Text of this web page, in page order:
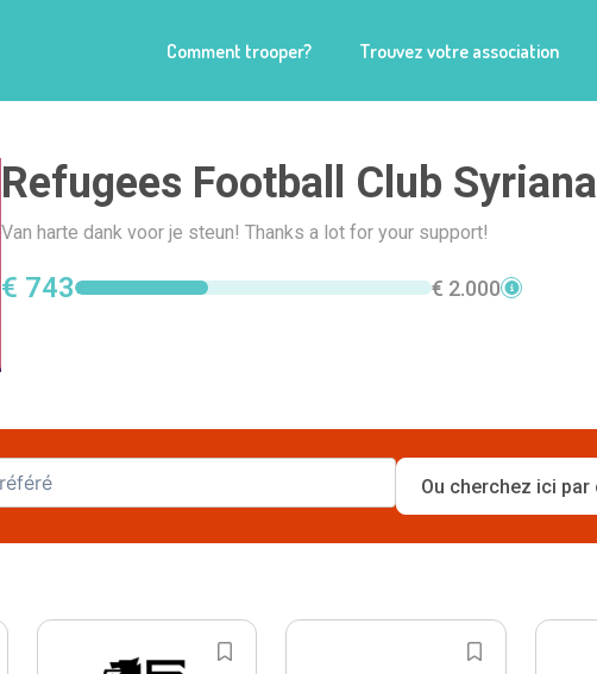
Comment trooper? Trouvez votre association
Refugees Football Club Syriana
Van harte dank voor je steun! Thanks a lot for your support!
€ 743 € 2.000